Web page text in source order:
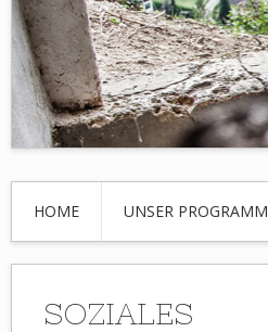
HOME UNSER PROGRAMM
SOZIALES